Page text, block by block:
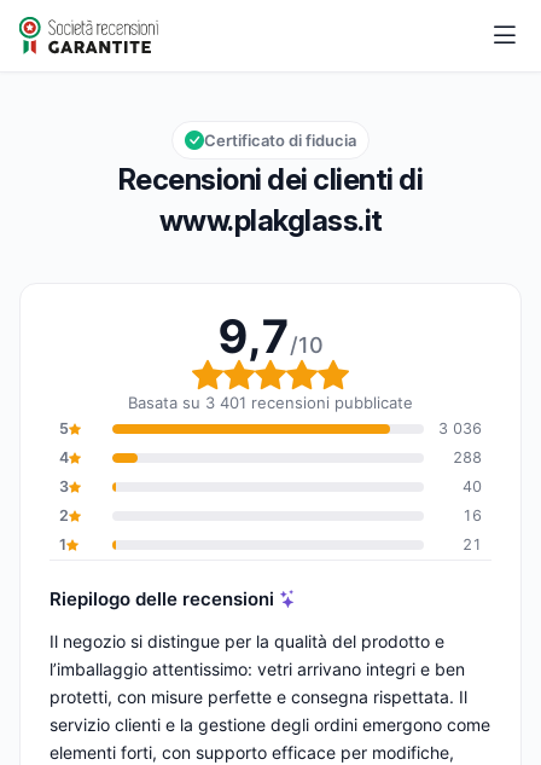
www.plakglass.it
Valutazione globale: 9,7 su 10
9,7/10
Recensioni dei clienti di
www.plakglass.it
Certificato di fiducia
9,7/10
Valutazione globale:
Basata su 3 401 recensioni pubblicate
5
3 036
4
288
3
40
2
16
1
21
Riepilogo delle recensioni
Il negozio si distingue per la qualità del prodotto e
l’imballaggio attentissimo: vetri arrivano integri e ben
protetti, con misure perfette e consegna rispettata. Il
servizio clienti e la gestione degli ordini emergono come
elementi forti, con supporto efficace per modifiche,